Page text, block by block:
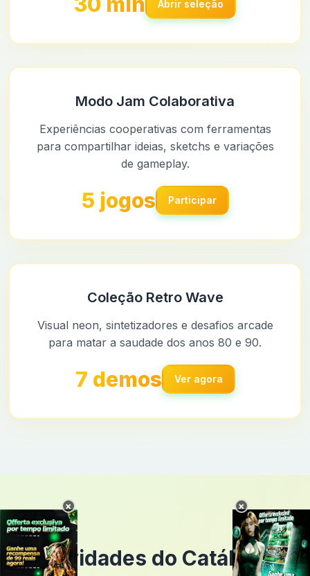
Abrir seleção
Modo Jam Colaborativa
Experiências cooperativas com ferramentas
para compartilhar ideias, sketchs e variações
de gameplay.
5 jogos Participar
Coleção Retro Wave
Visual neon, sintetizadores e desafios arcade
para matar a saudade dos anos 80 e 90.
7 demos Ver agora
Novidades do Catálogo
× ×